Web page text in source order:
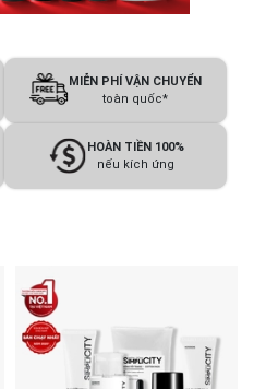
MIỄN PHÍ VẬN CHUYỂN
toàn quốc*
HOÀN TIỀN 100%
nếu kích ứng